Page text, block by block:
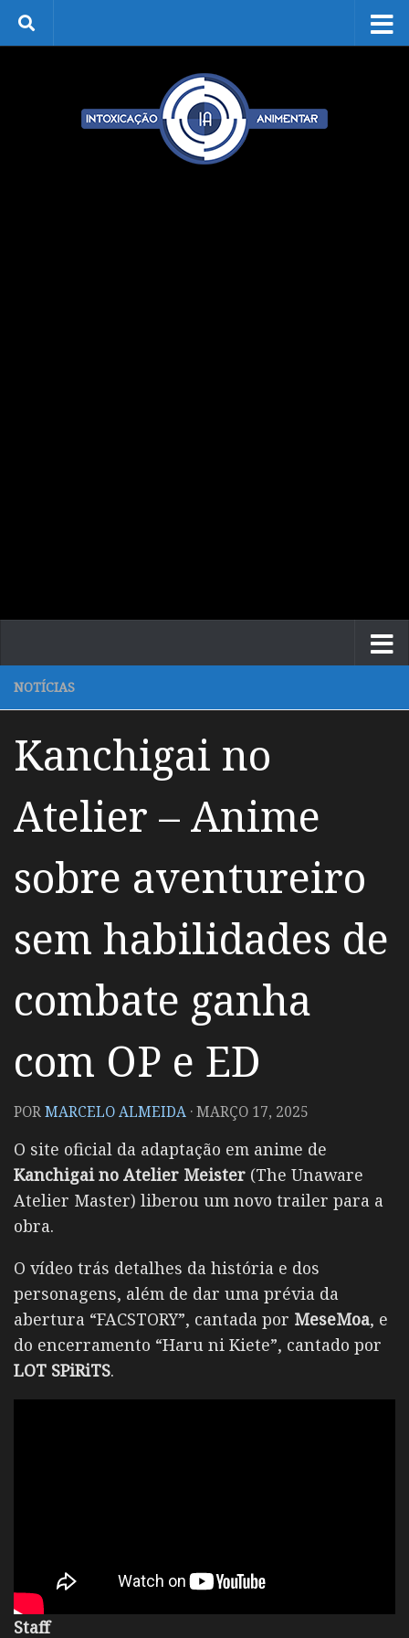
Skip to content
NOTÍCIAS
Kanchigai no
Atelier – Anime
sobre aventureiro
sem habilidades de
combate ganha
com OP e ED
PORMARCELO ALMEIDA ·MARÇO 17, 2025
O site oficial da adaptação em anime de
Kanchigai no Atelier Meister (The Unaware
Atelier Master) liberou um novo trailer para a
obra.
O vídeo trás detalhes da história e dos
personagens, além de dar uma prévia da
abertura “FACSTORY”, cantada por MeseMoa, e
do encerramento “Haru ni Kiete”, cantado por
LOT SPiRiTS.
Staff